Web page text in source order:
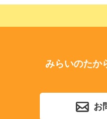
みらいのたか
お